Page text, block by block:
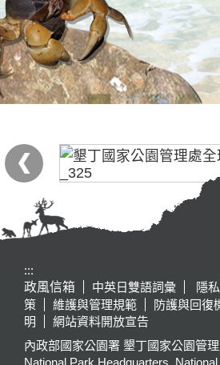
:::
政風信箱
中英日雙語詞彙 隱
策
維護與管理規範 防護與回復
明
網站資料開放宣告
內政部國家公園署 墾丁國家公園管
National Park Headquarters,